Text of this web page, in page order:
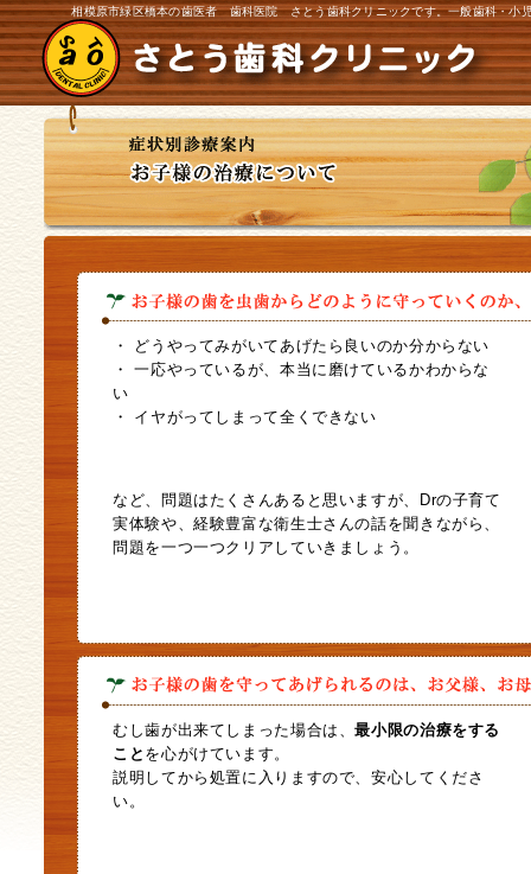
相模原市緑区橋本の歯医者 歯科医院 さとう歯科クリニックです。一般歯科・小
・ どうやってみがいてあげたら良いのか分からない
・ 一応やっているが、本当に磨けているかわからな
い
・ イヤがってしまって全くできない
など、問題はたくさんあると思いますが、Drの子育て
実体験や、経験豊富な衛生士さんの話を聞きながら、
問題を一つ一つクリアしていきましょう。
むし歯が出来てしまった場合は、最小限の治療をする
こと を心がけています。
説明してから処置に入りますので、安心してくださ
い。